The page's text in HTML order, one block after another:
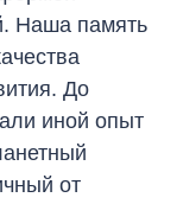
Наша память
До
иной опыт
от